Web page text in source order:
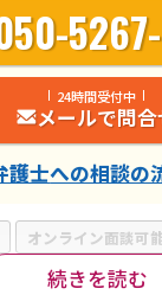
オンライン面談可
19時以降電話可能
続きを読む
24時間受付中
メールで問
護士への相談の